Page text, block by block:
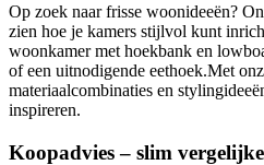
Op zoek naar frisse woonideeën?
zien hoe je kamers stijlvol kunt
woonkamer met hoekbank en
of een uitnodigende eethoek.Met
materiaalcombinaties en
inspireren.
Koopadvies – slim